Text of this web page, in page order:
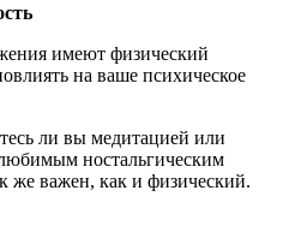
имеют физический
на ваше психическое
ли вы медитацией или
любимым ностальгическим
же важен, как и физический.